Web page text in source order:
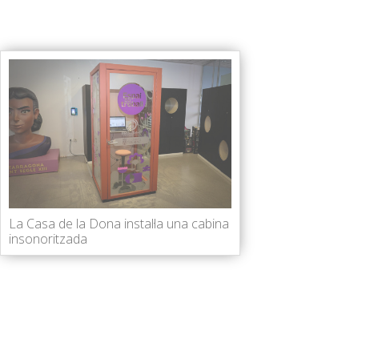
La Casa de la Dona instal·la una cabina
insonoritzada